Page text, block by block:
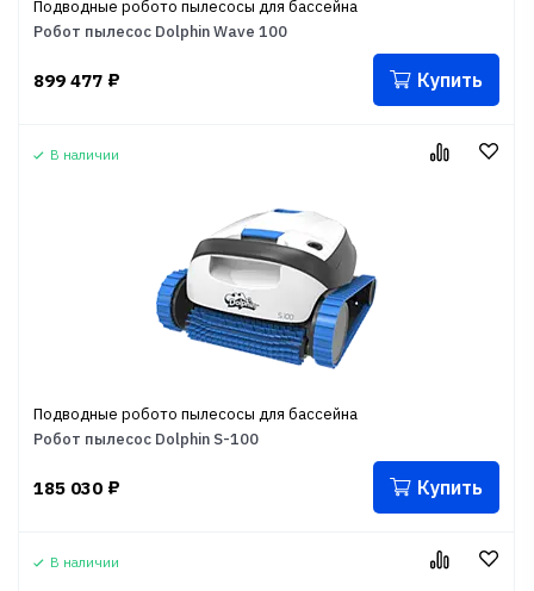
Подводные робото пылесосы для бассейна
Робот пылесос Dolphin Wave 100
899 477 ₽ Купить
В наличии
Подводные робото пылесосы для бассейна
Робот пылесос Dolphin S-100
185 030 ₽ Купить
В наличии